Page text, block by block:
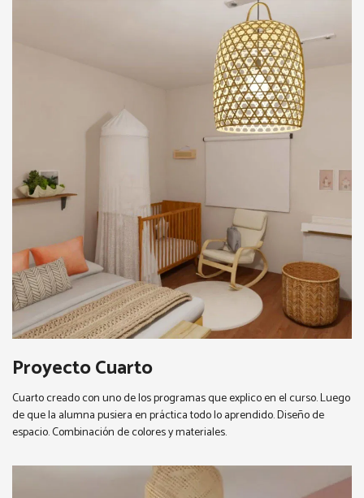
Proyecto Cuarto
Cuarto creado con uno de los programas que explico en el curso. Luego
de que la alumna pusiera en práctica todo lo aprendido. Diseño de
espacio. Combinación de colores y materiales.